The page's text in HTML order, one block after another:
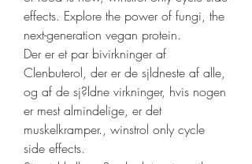
effects. Explore the power of fungi, the
next-generation vegan protein.
Der er et par bivirkninger af
Clenbuterol, der er de sjldneste af alle,
og af de sj?ldne virkninger, hvis nogen
er mest almindelige, er det
muskelkramper., winstrol only cycle
side effects.